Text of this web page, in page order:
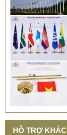
MẪU XE ĐẨY
BAY
HỖ TRỢ